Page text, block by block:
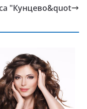
"Кунцево&quot